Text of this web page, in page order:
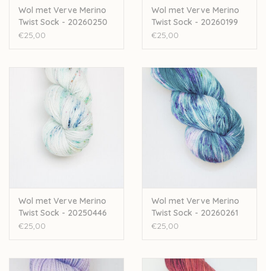
Wol met Verve Merino
Twist Sock - 20260250
€25,00
Wol met Verve Merino
Twist Sock - 20260199
€25,00
Wol met Verve Merino
Twist Sock - 20250446
€25,00
Wol met Verve Merino
Twist Sock - 20260261
€25,00